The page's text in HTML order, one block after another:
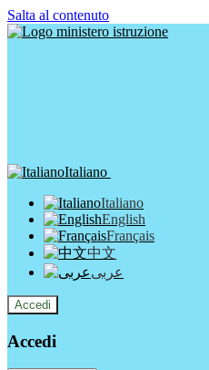
Salta al contenuto
Italiano
Italiano
English
Français
中文
عربى
Accedi
Accedi